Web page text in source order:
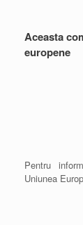
Aceasta
europene
Pentru
Uniunea